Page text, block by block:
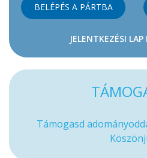
BELÉPÉS A PÁRTBA
JELENTKEZÉSI
Támogasd